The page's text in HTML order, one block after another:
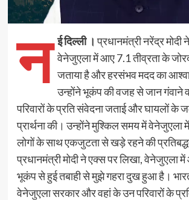
न ई दिल्ली । प्रधानमंत्री नरेंद्र
वेनेजुएला में आए 7.1 तीव्रता के
जताया है और हरसंभव मदद का
उन्होंने भूकंप की वजह से जान गंवाने
परिवारों के प्रति संवेदना जताई और घायलों के
प्रार्थना की। उन्होंने मुश्किल समय में वेनेजुएला
लोगों के साथ एकजुटता से खड़े रहने की
प्रधानमंत्री मोदी ने एक्स पर लिखा, वेनेजुएला
भूकंप से हुई तबाही से मुझे गहरा दुख हुआ है।
वेनेजुएला सरकार और वहां के उन परिवारों के